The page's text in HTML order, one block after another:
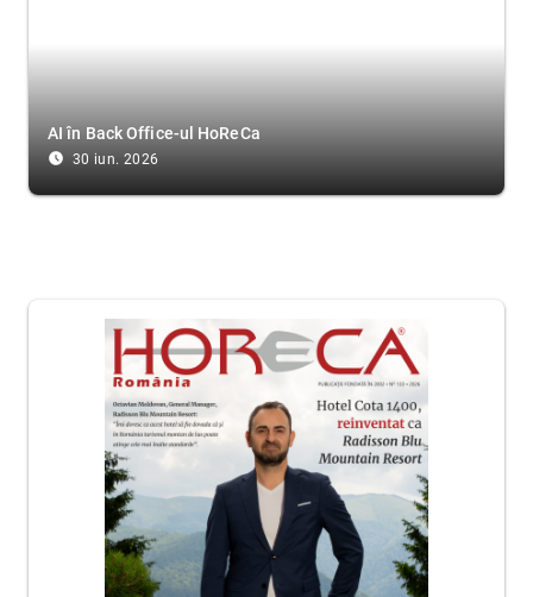
AI în Back Office-ul HoReCa
access_time_filled 30 iun. 2026